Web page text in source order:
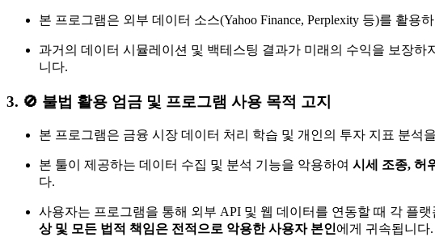
본 프로그램은 외부 데이터 소스(Yahoo Finance, Perplexity 등)를 활
과거의 데이터 시뮬레이션 및 백테스팅 결과가 미래의 수익을 보장하
니다.
3. 🚫 불법 활용 엄금 및 프로그램 사용 목적 고지
본 프로그램은 금융 시장 데이터 처리 학습 및 개인의 투자 지표 분석
본 툴이 제공하는 데이터 수집 및 분석 기능을 악용하여 시세 조종, 허
다.
사용자는 프로그램을 통해 외부 API 및 웹 데이터를 연동할 때 각 플
상 및 모든 법적 책임은 전적으로 악용한 사용자 본인에게 귀속됩니다.